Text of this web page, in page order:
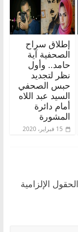
إطلاق سراح
الصحفية آية
حامد.. وأول
نظر لتجديد
حبس الصحفي
السيد عبد اللاه
أمام دائرة
المشورة
15 فبراير، 2020
الحقول الإلزامية